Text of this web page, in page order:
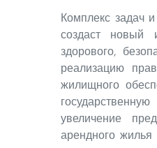
Комплекс задач
создаст новый
здорового,
реализацию
жилищного
увеличение
арендного